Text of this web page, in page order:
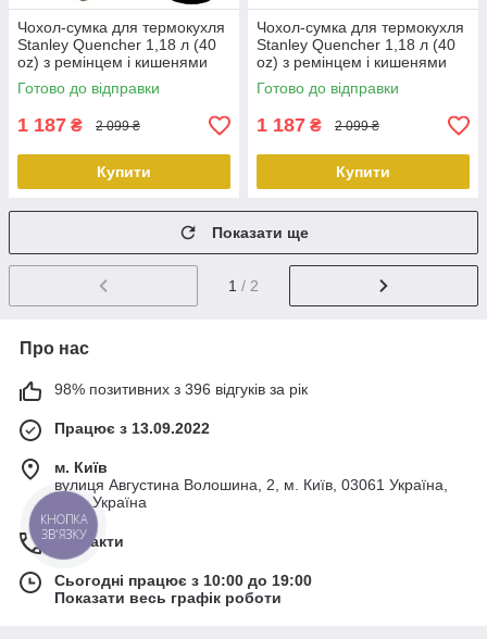
Чохол-сумка для термокухля
Stanley Quencher 1,18 л (40
oz) з ремінцем і кишенями
KT7001804 молочного
кольору PeremogaUA
Готово до відправки
1 187 ₴ 2 099 ₴
Купити
Чохол-сумка для термокухля
Stanley Quencher 1,18 л (40
oz) з ремінцем і кишенями
KT7001803 пудра
PeremogaUA
Готово до відправки
1 187 ₴ 2 099 ₴
Купити
Показати ще
1 / 2
Про нас
98% позитивних з 396 відгуків за рік
Працює з 13.09.2022
м. Київ
вулиця Августина Волошина, 2, м. Київ, 03061 Україна,
Київ, Україна
Контакти
Сьогодні працює з 10:00 до 19:00
Показати весь графік роботи
КНОПКА
ЗВ'ЯЗКУ